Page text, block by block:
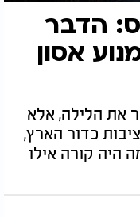
הדבר
אסון
את הלילה, אלא
כדור הארץ,
היה קורה אילו